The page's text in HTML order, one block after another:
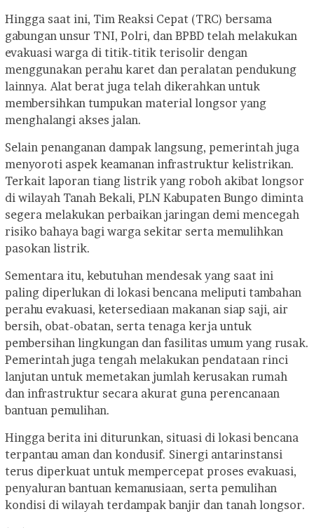
Hingga saat ini, Tim Reaksi Cepat (TRC) bersama
gabungan unsur TNI, Polri, dan BPBD telah melakukan
evakuasi warga di titik-titik terisolir dengan
menggunakan perahu karet dan peralatan pendukung
lainnya. Alat berat juga telah dikerahkan untuk
membersihkan tumpukan material longsor yang
menghalangi akses jalan.
Selain penanganan dampak langsung, pemerintah juga
menyoroti aspek keamanan infrastruktur kelistrikan.
Terkait laporan tiang listrik yang roboh akibat longsor
di wilayah Tanah Bekali, PLN Kabupaten Bungo diminta
segera melakukan perbaikan jaringan demi mencegah
risiko bahaya bagi warga sekitar serta memulihkan
pasokan listrik.
Sementara itu, kebutuhan mendesak yang saat ini
paling diperlukan di lokasi bencana meliputi tambahan
perahu evakuasi, ketersediaan makanan siap saji, air
bersih, obat-obatan, serta tenaga kerja untuk
pembersihan lingkungan dan fasilitas umum yang rusak.
Pemerintah juga tengah melakukan pendataan rinci
lanjutan untuk memetakan jumlah kerusakan rumah
dan infrastruktur secara akurat guna perencanaan
bantuan pemulihan.
Hingga berita ini diturunkan, situasi di lokasi bencana
terpantau aman dan kondusif. Sinergi antarinstansi
terus diperkuat untuk mempercepat proses evakuasi,
penyaluran bantuan kemanusiaan, serta pemulihan
kondisi di wilayah terdampak banjir dan tanah longsor.